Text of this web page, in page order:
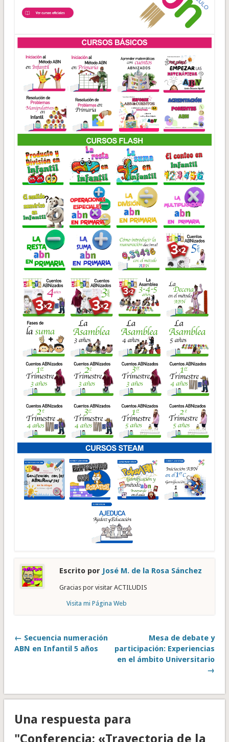
Escrito por José M. de la Rosa Sánchez
Gracias por visitar ACTILUDIS
Visita mi Página Web
← Secuencia numeración
ABN en Infantil 5 años
Mesa de debate y
participación: Experiencias
en el ámbito Universitario
→
Una respuesta para